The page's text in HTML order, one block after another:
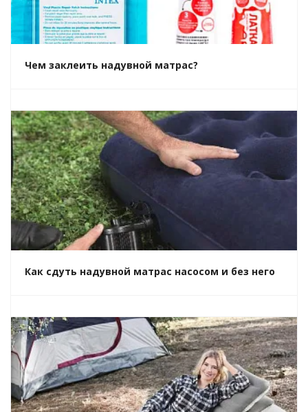
Чем заклеить надувной матрас?
Как сдуть надувной матрас насосом и без него